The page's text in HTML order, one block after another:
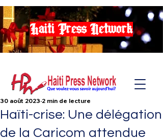
Haiti Press Network
Haïti-crise: Une délégation
de la Caricom attendue
30 août 2023 2 min de lecture